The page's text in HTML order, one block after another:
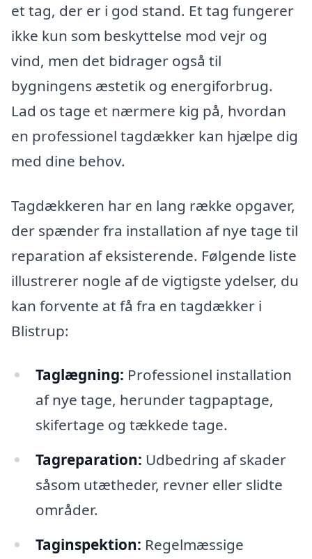
et tag, der er i god stand. Et tag fungerer
ikke kun som beskyttelse mod vejr og
vind, men det bidrager også til
bygningens æstetik og energiforbrug.
Lad os tage et nærmere kig på, hvordan
en professionel tagdækker kan hjælpe dig
med dine behov.
Tagdækkeren har en lang række opgaver,
der spænder fra installation af nye tage til
reparation af eksisterende. Følgende liste
illustrerer nogle af de vigtigste ydelser, du
kan forvente at få fra en tagdækker i
Blistrup:
Taglægning: Professionel installation
af nye tage, herunder tagpaptage,
skifertage og tækkede tage.
Tagreparation: Udbedring af skader
såsom utætheder, revner eller slidte
områder.
Taginspektion: Regelmæssige